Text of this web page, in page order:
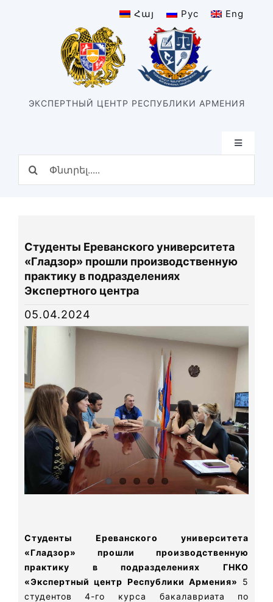
Հայ Рус Eng
ЭКСПЕРТНЫЙ ЦЕНТР РЕСПУБЛИКИ АРМЕНИЯ
Toggle
Структура
Подразделения
Виды экспертизы
Новости
Карта сайта
Студенты Ереванского университета
«Гладзор» прошли производственную
практику в подразделениях
Экспертного центра
05.04.2024
Студенты Ереванского университета
«Гладзор» прошли производственную
практику в подразделениях ГНКО
«Экспертный центр Республики Армения»
5
студентов 4-го курса бакалавриата по